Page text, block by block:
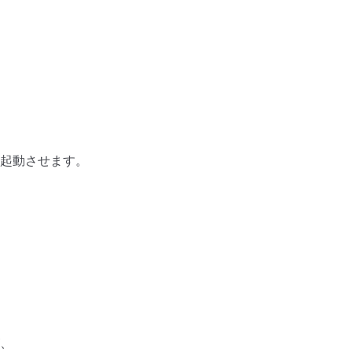
動させます。